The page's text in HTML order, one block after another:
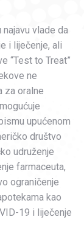
vlade da
i liječenje, ali
“Test to Treat”
ne
za oralne
upućenom
društvo
udruženje
farmaceuta,
ograničenje
kao
19 i liječenje